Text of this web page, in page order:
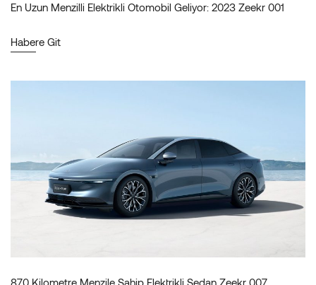
En Uzun Menzilli Elektrikli Otomobil Geliyor: 2023 Zeekr 001
Habere Git
870 Kilometre Menzile Sahip Elektrikli Sedan Zeekr 007